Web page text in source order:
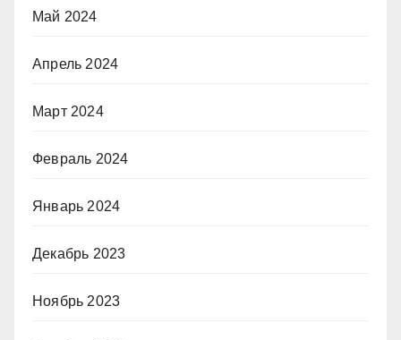
Май 2024
Апрель 2024
Март 2024
Февраль 2024
Январь 2024
Декабрь 2023
Ноябрь 2023